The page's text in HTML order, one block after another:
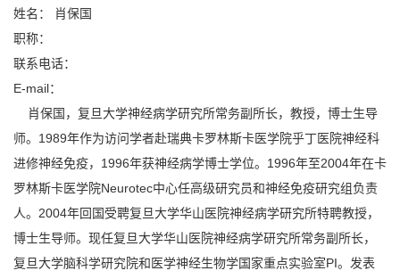
姓名：
肖保国
职称：
联系电话：
E-mail：
肖保国， 复旦大学神经病学研究所常务副所长，教授，博士生导
师。 1989年作为访问学者赴瑞典卡罗林斯卡医学院乎丁医院神经科
进修神经免疫，1996年获神经病学博士学位。1996年至2004年在卡
罗林斯卡医学院Neurotec中心任高级研究员和神经免疫研究组负责
人。2004年回国受聘复旦大学华山医院神经病学研究所特聘教授，
博士生导师。现任复旦大学华山医院神经病学研究所常务副所长，
复旦大学脑科学研究院和医学神经生物学国家重点实验室PI。发表